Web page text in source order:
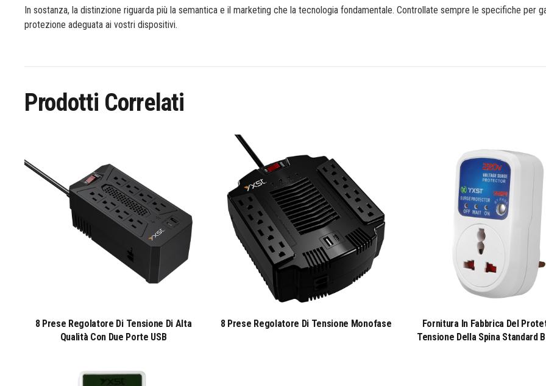
In sostanza, la distinzione riguarda più la semantica e il marketing che la tecnologia fondamentale. Controllate sempre le specifiche per
protezione adeguata ai vostri dispositivi.
Prodotti Correlati
8 Prese Regolatore Di Tensione Di Alta
Qualità Con Due Porte USB
8 Prese Regolatore Di Tensione Monofase
Fornitura In Fabbrica Del
Tensione Della Spina Standard